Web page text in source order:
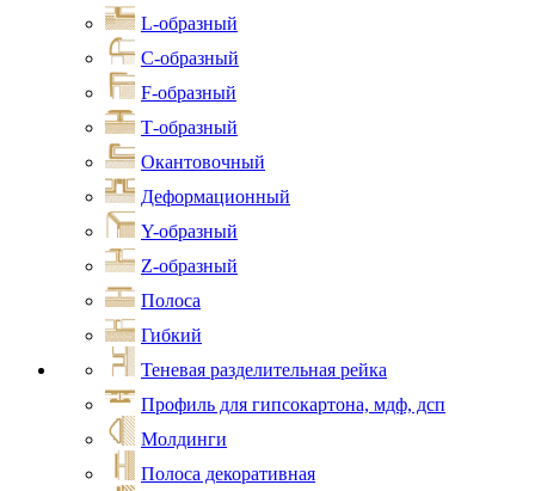
L-образный
С-образный
F-образный
Т-образный
Окантовочный
Деформационный
Y-образный
Z-образный
Полоса
Гибкий
Теневая разделительная рейка
Профиль для гипсокартона, мдф, дсп
Молдинги
Полоса декоративная